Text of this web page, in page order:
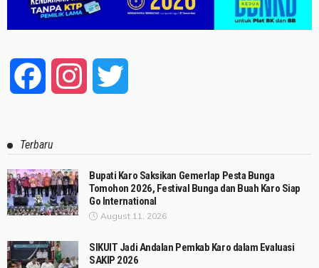
Facebook Instagram
Terbaru
Bupati Karo Saksikan Gemerlap Pesta Bunga
Tomohon 2026, Festival Bunga dan Buah Karo Siap
Go International
August 11, 2026
SIKUIT Jadi Andalan Pemkab Karo dalam Evaluasi
SAKIP 2026